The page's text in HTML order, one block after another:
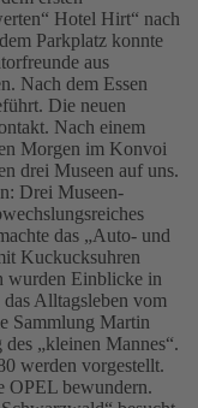
Hotel Hirt“ nach
Parkplatz konnte
aus
Nach dem Essen
Die neuen
Nach einem
Morgen im Konvoi
drei Museen auf uns.
Drei Museen-
das „Auto- und
Kuckucksuhren
wurden Einblicke in
Alltagsleben vom
Sammlung Martin
„kleinen Mannes“.
werden vorgestellt.
OPEL bewundern.